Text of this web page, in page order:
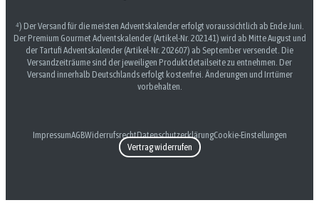
⁴) Der Versand für die meisten Adventskalender erfolgt voraussichtlich ab Ende Juni.
Der Premium Gourmet Adventskalender (Artikel-Nr. 202141) wird ab Mitte August und
der Tartufi Adventskalender (Artikel-Nr. 202607) ab September versendet. Die
Versandzeiträume sind der jeweiligen Produktdetailseite zu entnehmen. Der
Versand innerhalb Deutschlands erfolgt kostenfrei. Änderungen und Irrtümer
vorbehalten.
ImpressumAGBWiderrufsrechtDatenschutzerklärungCookie-Einstellungen
Vertrag widerrufen